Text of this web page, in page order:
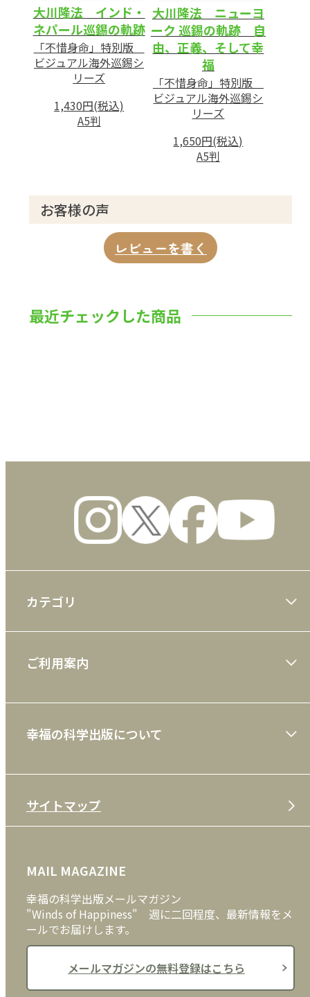
大川隆法 インド・
ネパール巡錫の軌跡
「不惜身命」特別版
ビジュアル海外巡錫シ
リーズ
1,430円(税込)
A5判
大川隆法 ニューヨ
ーク 巡錫の軌跡 自
由、正義、そして幸
福
「不惜身命」特別版
ビジュアル海外巡錫シ
リーズ
1,650円(税込)
A5判
お客様の声
レビューを書く
最近チェックした商品
カテゴリ
雑誌
CD
DVD・ブルーレイ
外国語
ご利用案内
利用規約
特定商取引法
プライバシーポリシー
クッキーポリシー
幸福の科学出版について
メディア・ライブラリー
サイトマップ
MAIL MAGAZINE
幸福の科学出版メールマガジン
"Winds of Happiness" 週に二回程度、最新情報をメ
ールでお届けします。
メールマガジンの無料登録はこちら